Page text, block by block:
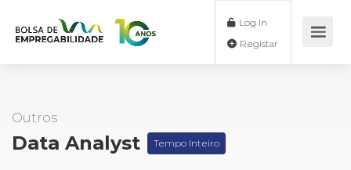
Log In
Outros
Data Analyst Tempo Inteiro